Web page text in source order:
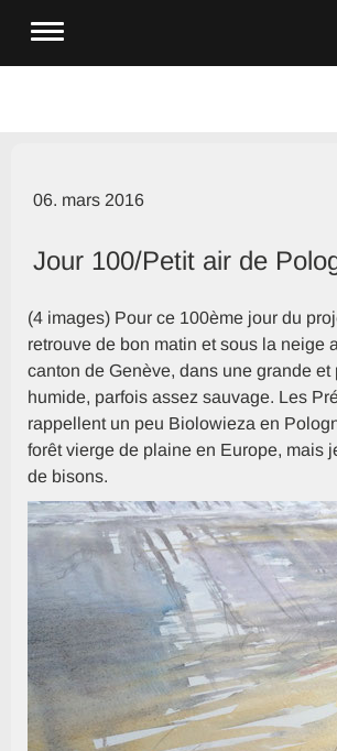
06. mars 2016
Jour 100/Petit air de
(4 images) Pour ce 100ème jour du
retrouve de bon matin et sous la neige
canton de Genève, dans une grande et
humide, parfois assez sauvage. Les
rappellent un peu Biolowieza en
forêt vierge de plaine en Europe, mais
de bisons.